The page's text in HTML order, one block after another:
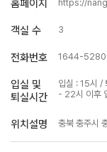
홈페이지 https://
객실 수 3
전화번호 1644-5280
입실 및
퇴실시간
입실 : 15시 /
- 22시 이후
위치설명 충북 충주시